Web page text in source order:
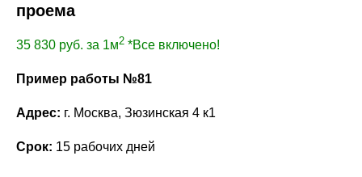
проема
35 830 руб. за 1м2 *Все включено!
Пример работы №81
Адрес: г. Москва, Зюзинская 4 к1
Срок: 15 рабочих дней